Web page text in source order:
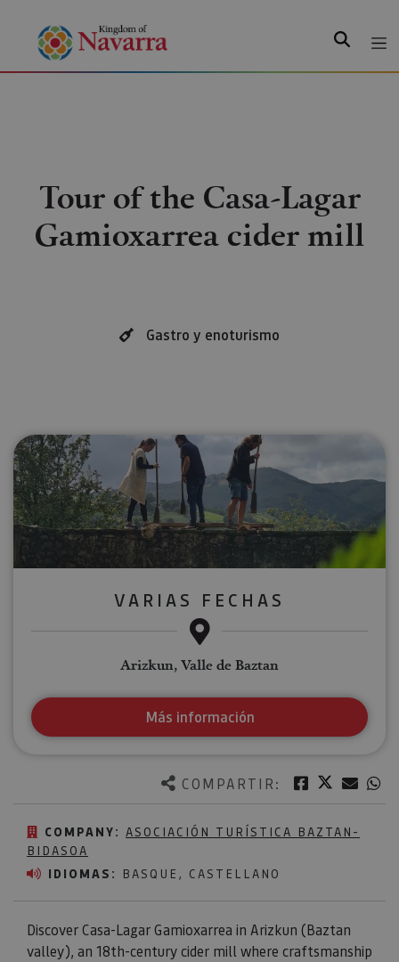
Search
Tour of the Casa-Lagar
Gamioxarrea cider mill
Gastro y enoturismo
COMPARTIR: Facebook
Twitter
COMPANY: ASOCIACIÓN TURÍSTICA BAZTAN-
BIDASOA
IDIOMAS: BASQUE, CASTELLANO
Discover Casa-Lagar Gamioxarrea in Arizkun (Baztan
valley), an 18th-century cider mill where craftsmanship
VARIAS FECHAS
Arizkun, Valle de Baztan
Más información